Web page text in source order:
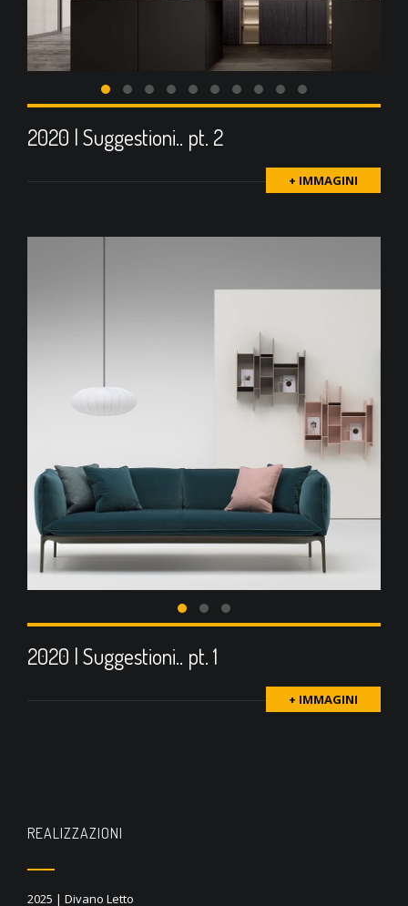
2020 | Suggestioni.. pt. 2
+ IMMAGINI
2020 | Suggestioni.. pt. 1
+ IMMAGINI
REALIZZAZIONI
2025 | Divano Letto